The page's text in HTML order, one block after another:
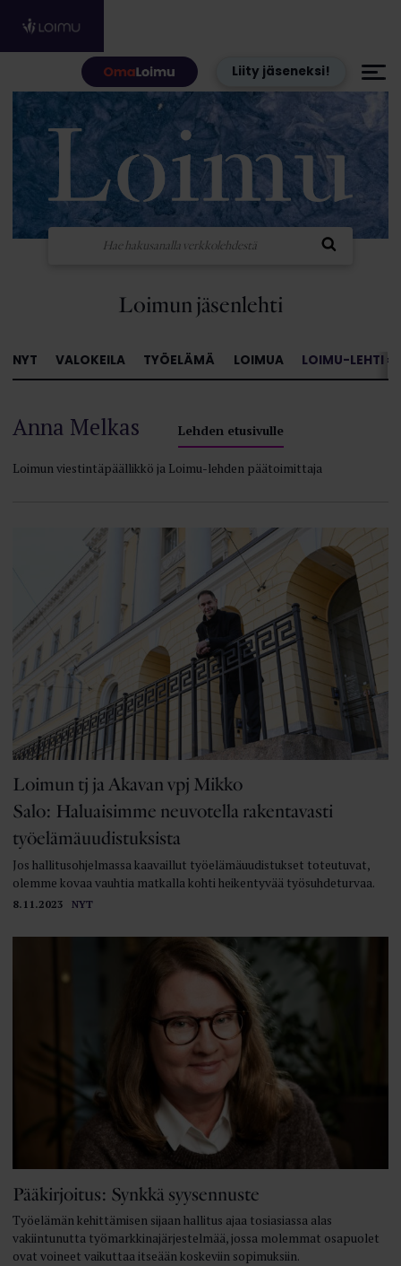
Liity jäseneksi!
Loimun jäsenlehti
NYT VALOKEILA TYÖELÄMÄ LOIMUA LOIMU-LEHTI »
Anna Melkas Lehden etusivulle
Loimun viestintäpäällikkö ja Loimu-lehden päätoimittaja
8.11.2023 NYT
Loimun tj ja Akavan vpj Mikko
Salo: Haluaisimme neuvotella rakentavasti
työelämäuudistuksista
Jos hallitusohjelmassa kaavaillut työelämäuudistukset toteutuvat,
olemme kovaa vauhtia matkalla kohti heikentyvää työsuhdeturvaa.
Pääkirjoitus: Synkkä syysennuste
Työelämän kehittämisen sijaan hallitus ajaa tosiasiassa alas
vakiintunutta työmarkkinajärjestelmää, jossa molemmat osapuolet
ovat voineet vaikuttaa itseään koskeviin sopimuksiin.